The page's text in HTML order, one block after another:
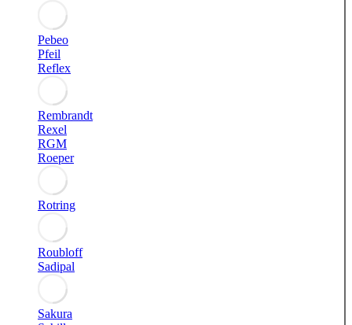
Pebeo
Pfeil
Reflex
Rembrandt
Rexel
RGM
Roeper
Rotring
Roubloff
Sadipal
Sakura